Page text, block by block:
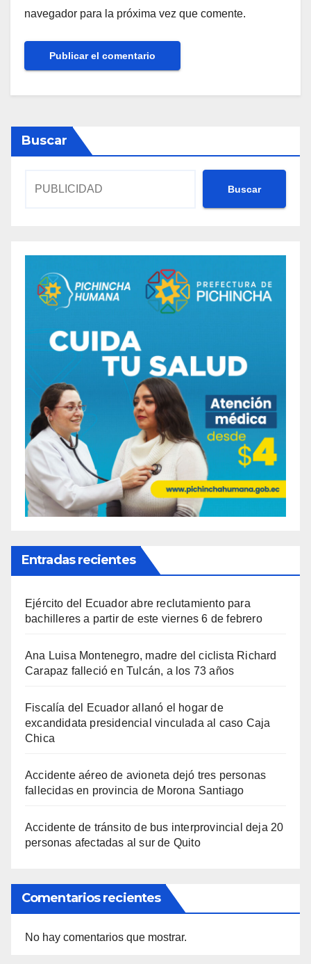
navegador para la próxima vez que comente.
Buscar
Buscar
Entradas recientes
Ejército del Ecuador abre reclutamiento para
bachilleres a partir de este viernes 6 de febrero
Ana Luisa Montenegro, madre del ciclista Richard
Carapaz falleció en Tulcán, a los 73 años
Fiscalía del Ecuador allanó el hogar de
excandidata presidencial vinculada al caso Caja
Chica
Accidente aéreo de avioneta dejó tres personas
fallecidas en provincia de Morona Santiago
Accidente de tránsito de bus interprovincial deja 20
personas afectadas al sur de Quito
Comentarios recientes
No hay comentarios que mostrar.